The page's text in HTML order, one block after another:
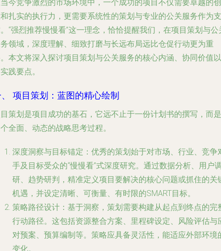
今竞争激烈的市场环境中，一个成功的项目不仅需要卓越的创
扎实的执行力，更需要系统性的策划与专业的公关服务作为支
“强烈推荐慢慢看”这一理念，恰恰提醒我们，在项目策划与公
领域，深度理解、细致打磨与长远布局远比仓促行动更为重
本文将深入探讨项目策划与公关服务的核心内涵、协同价值以
践要点。
项目策划：蓝图的精心绘制
策划是项目成功的基石，它远不止于一份计划书的撰写，而是
全面、动态的战略思考过程。
深度洞察与目标锚定 ：优秀的策划始于对市场、行业、竞争
手及目标受众的“慢慢看”式深度研究。通过数据分析、用户
研、趋势研判，精准定义项目要解决的核心问题或抓住的关
机遇，并设定清晰、可衡量、有时限的SMART目标。
策略路径设计 ：基于洞察，策划需要构建从起点到终点的完
行动路径。这包括资源整合方案、里程碑设定、风险评估与
对预案、预算编制等。策略应具备灵活性，能适应外部环境
变化。